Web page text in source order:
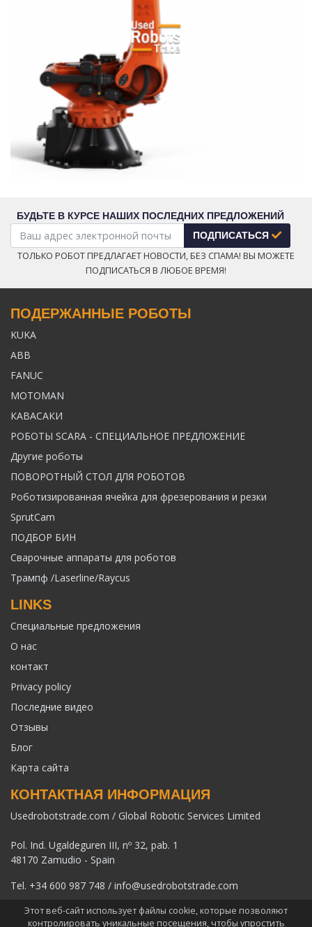
БУДЬТЕ В КУРСЕ НАШИХ ПОСЛЕДНИХ ПРЕДЛОЖЕНИЙ
ПОДПИСАТЬСЯ
ТОЛЬКО РОБОТ ПРЕДЛАГАЕТ НОВОСТИ, БЕЗ СПАМА! ВЫ МОЖЕТЕ
ПОДПИСАТЬСЯ В ЛЮБОЕ ВРЕМЯ!
ПОДЕРЖАННЫЕ РОБОТЫ
KUKA
ABB
FANUC
MOTOMAN
КАВАСАКИ
РОБОТЫ SCARA - СПЕЦИАЛЬНОЕ ПРЕДЛОЖЕНИЕ
Другие роботы
ПОВОРОТНЫЙ СТОЛ ДЛЯ РОБОТОВ
Роботизированная ячейка для фрезерования и резки
SprutCam
ПОДБОР БИН
Сварочные аппараты для роботов
Трампф /Laserline/Raycus
LINKS
Специальные предложения
О нас
контакт
Privacy policy
Последние видео
Отзывы
Блог
Карта сайта
КОНТАКТНАЯ ИНФОРМАЦИЯ
Usedrobotstrade.com / Global Robotic Services Limited
Pol. Ind. Ugaldeguren III, nº 32, pab. 1
48170 Zamudio - Spain
Tel. +34 600 987 748 / info@usedrobotstrade.com
Этот веб-сайт использует файлы cookie, которые позволяют
контролировать уникальные посещения, чтобы упростить